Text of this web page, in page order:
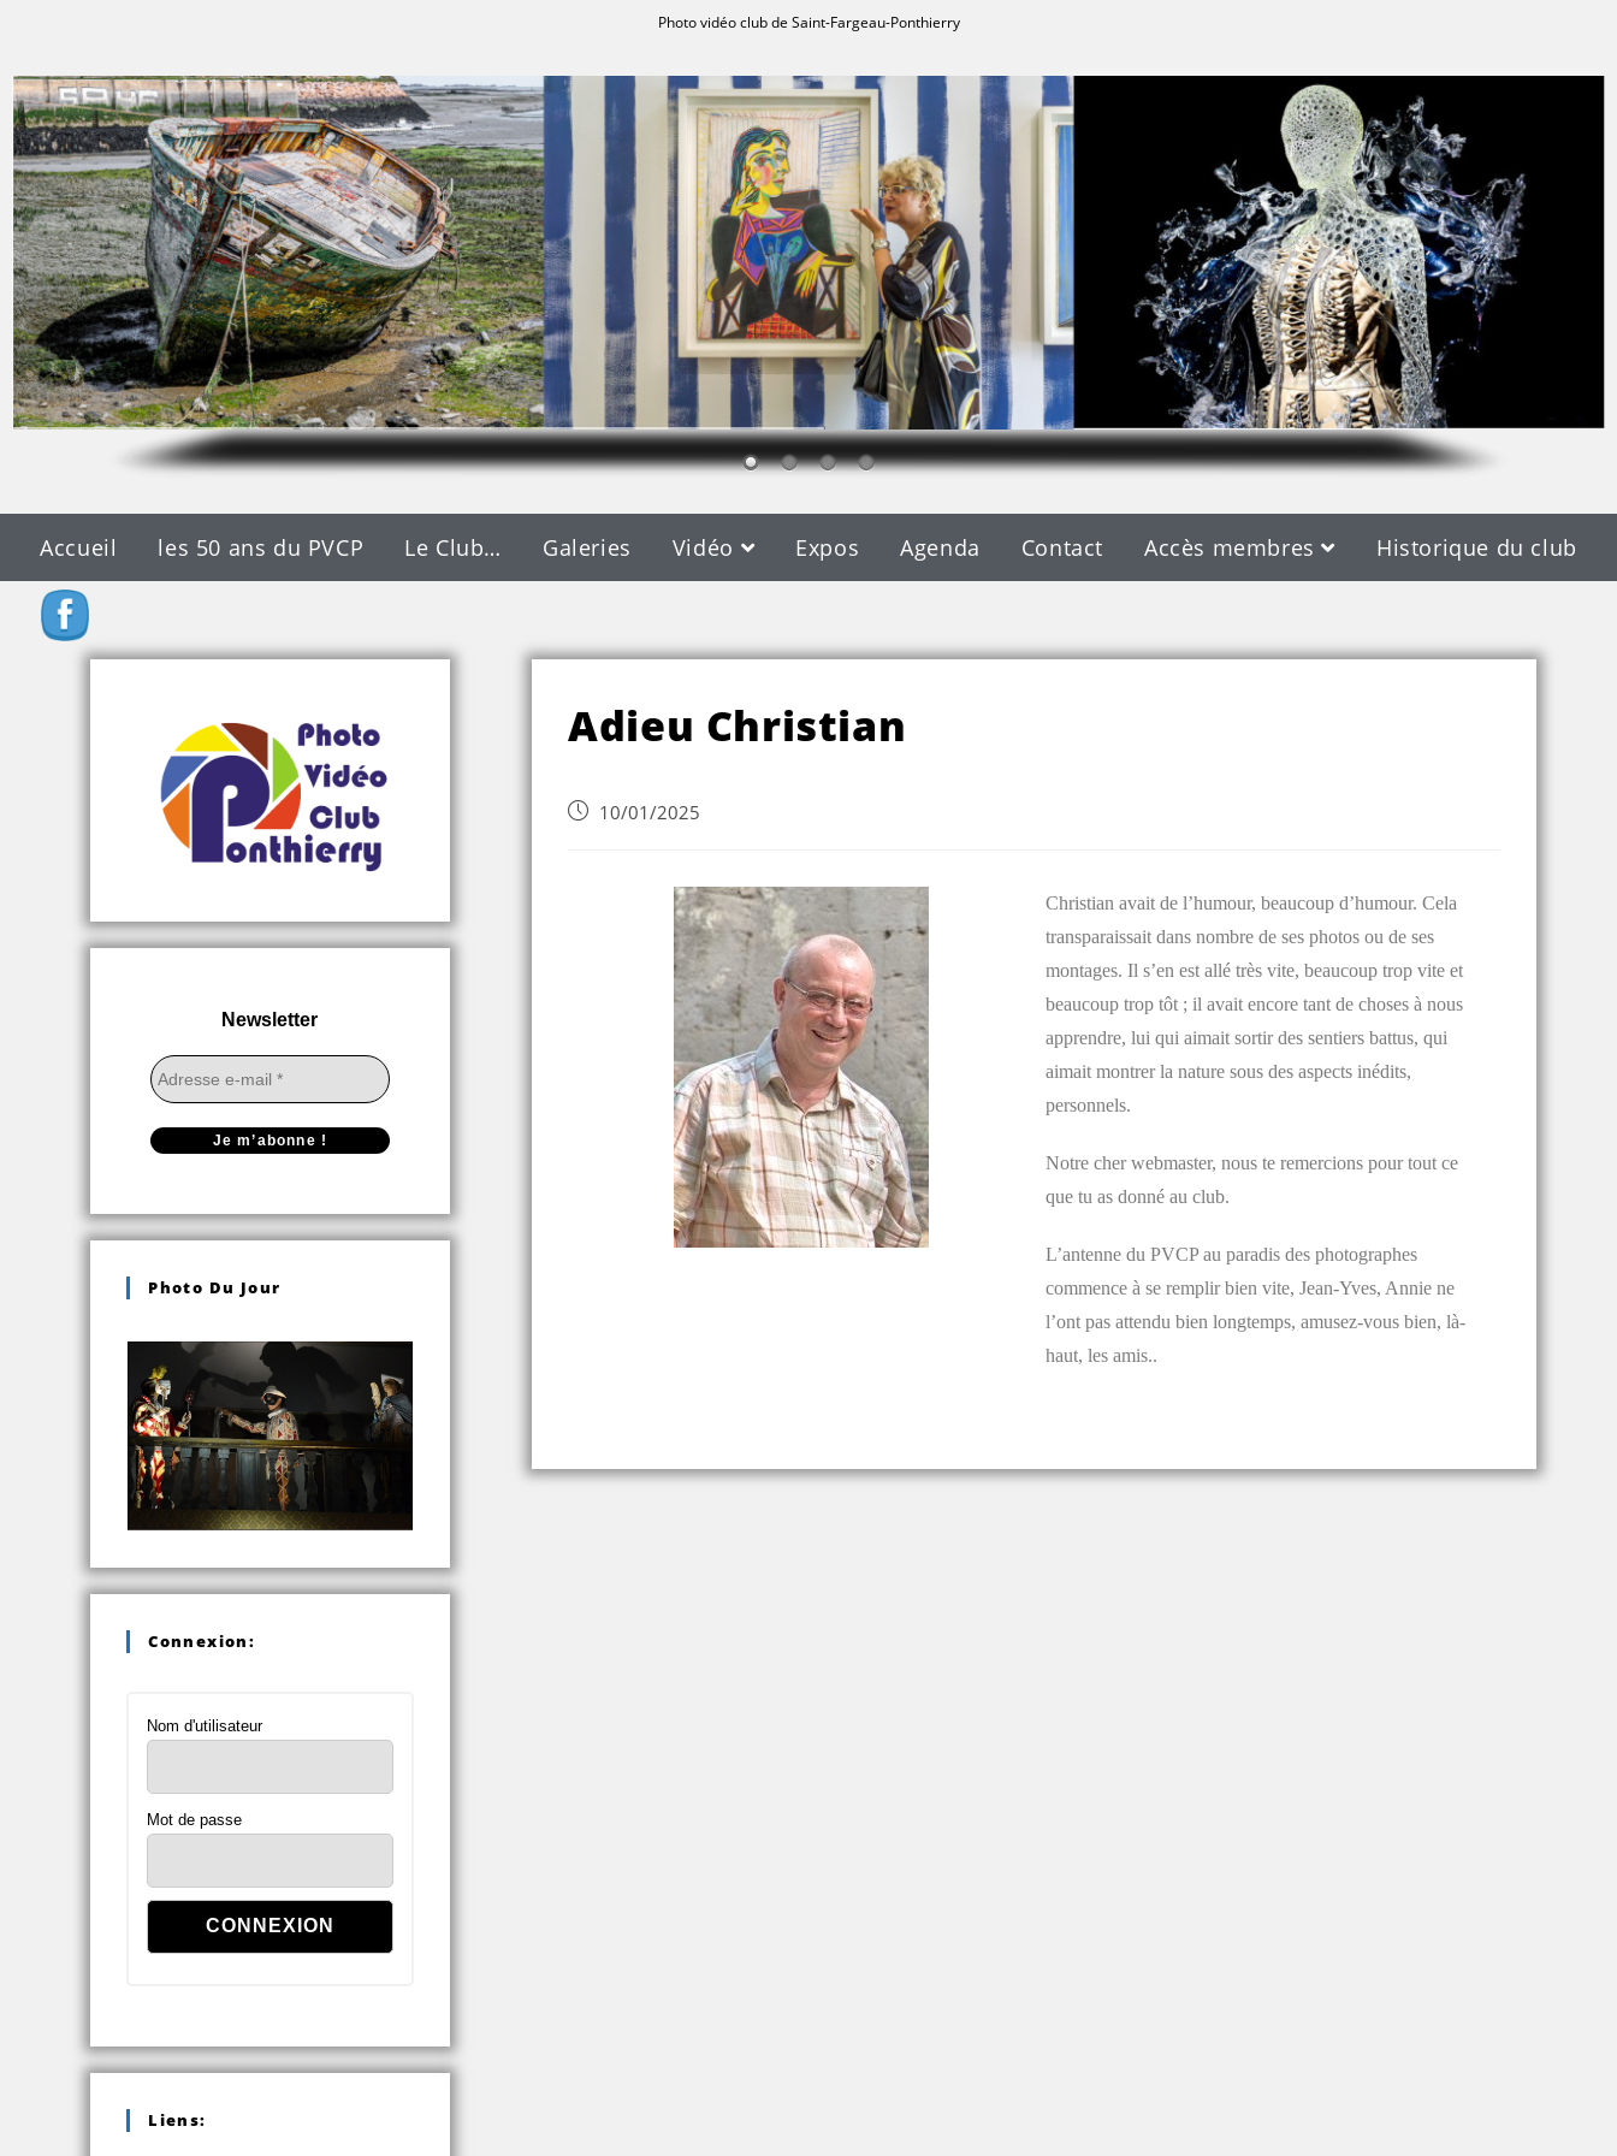
Photo vidéo club de Saint-Fargeau-Ponthierry
Accueil les 50 ans du PVCP Le Club… Galeries Vidéo Expos Agenda Contact Accès membres Historique du club
Newsletter
Photo Du Jour
Connexion:
Nom d'utilisateur
Mot de passe
Liens:
Adieu Christian
10/01/2025
Christian avait de l’humour, beaucoup d’humour. Cela
transparaissait dans nombre de ses photos ou de ses
montages. Il s’en est allé très vite, beaucoup trop vite et
beaucoup trop tôt ; il avait encore tant de choses à nous
apprendre, lui qui aimait sortir des sentiers battus, qui
aimait montrer la nature sous des aspects inédits,
personnels.
Notre cher webmaster, nous te remercions pour tout ce
que tu as donné au club.
L’antenne du PVCP au paradis des photographes
commence à se remplir bien vite, Jean-Yves, Annie ne
l’ont pas attendu bien longtemps, amusez-vous bien, là-
haut, les amis..